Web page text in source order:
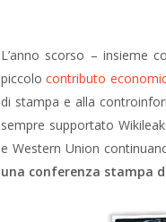
L’anno scorso – insieme
piccolocontributo
di stampa e alla
sempre supportato
e Western Union
una conferenza stampa